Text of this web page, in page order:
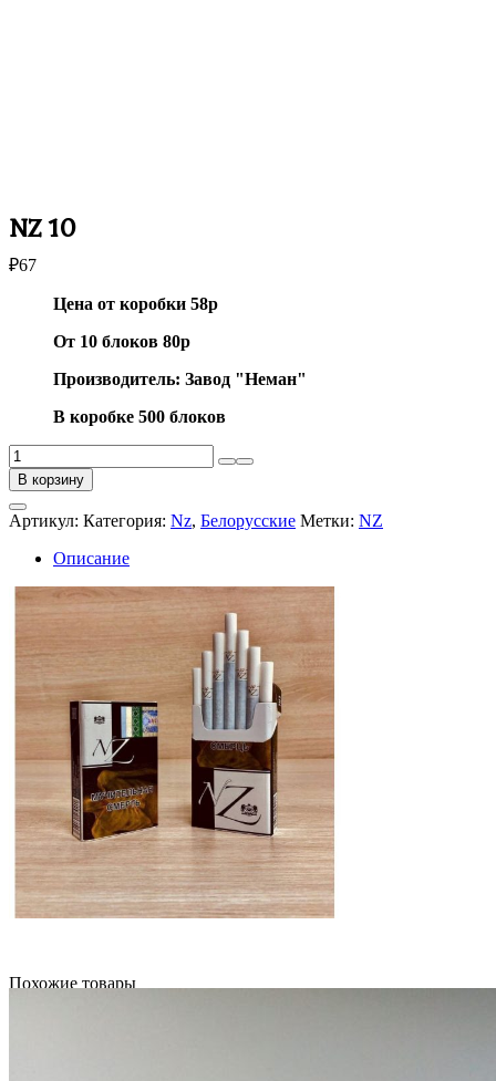
NZ 10
₽67
Цена от коробки 58р
От 10 блоков 80р
Производитель: Завод "Неман"
В коробке 500 блоков
Количество
товара
NZ
10
В корзину
Артикул: Категория: Nz, Белорусские Метки: NZ
Описание
Похожие товары